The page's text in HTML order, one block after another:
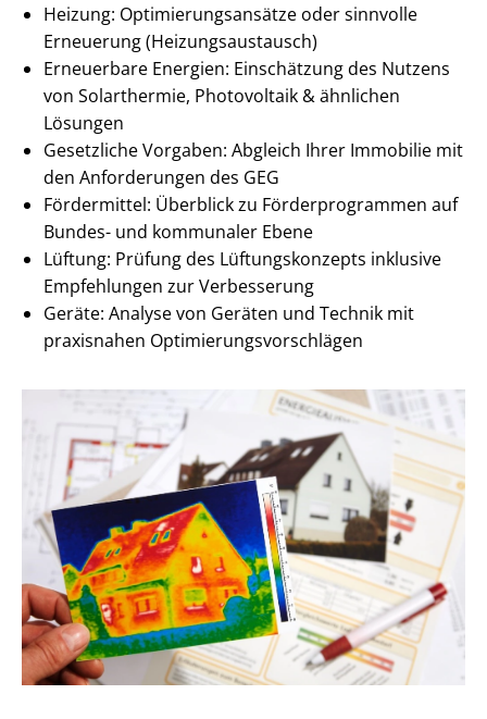
Heizung: Op­ti­mie­rungs­an­sät­ze oder sinnvolle
Erneuerung (Hei­zungs­aus­tausch)
Erneuerbare Energien: Einschätzung des Nutzens
von Solarthermie, Photovoltaik & ähnlichen
Lösungen
Gesetzliche Vorgaben: Abgleich Ihrer Immobilie mit
den Anforderungen des GEG
Fördermittel: Überblick zu För­der­pro­gram­men auf
Bundes- und kommunaler Ebene
Lüftung: Prüfung des Lüf­tungs­kon­zepts inklusive
Empfehlungen zur Verbesserung
Geräte: Analyse von Geräten und Technik mit
praxisnahen Op­ti­mie­rungs­vor­schlä­gen